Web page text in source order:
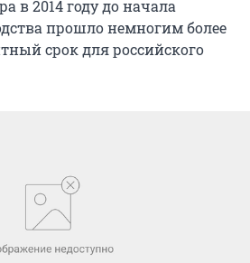
в 2014 году до начала
прошло немногим более
срок для российского